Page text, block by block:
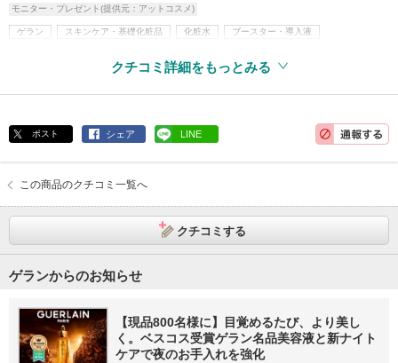
モニター・プレゼント(提供元：アットコスメ)
ゲラン スキンケア・基礎化粧品 化粧水 ブースター・導入液
クチコミ詳細をもっとみる
ポスト シェア LINE
この商品のクチコミ一覧へ
クチコミする
ゲランからのお知らせ
【現品800名様に】目覚めるたび、より美し
く。ベスコス受賞ゲラン名品美容液と新ナイト
ケアで夜のお手入れを強化